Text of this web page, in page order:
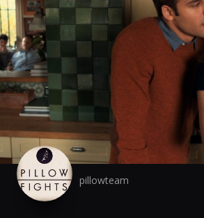
pillowteam